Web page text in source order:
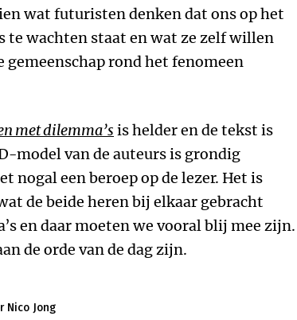
wat futuristen denken dat ons op het
te wachten staat en wat ze zelf willen
gemeenschap rond het fenomeen
met dilemma’s is helder en de tekst is
model van de auteurs is grondig
nogal een beroep op de lezer. Het is
de beide heren bij elkaar gebracht
en daar moeten we vooral blij mee zijn.
de orde van de dag zijn.
Nico Jong